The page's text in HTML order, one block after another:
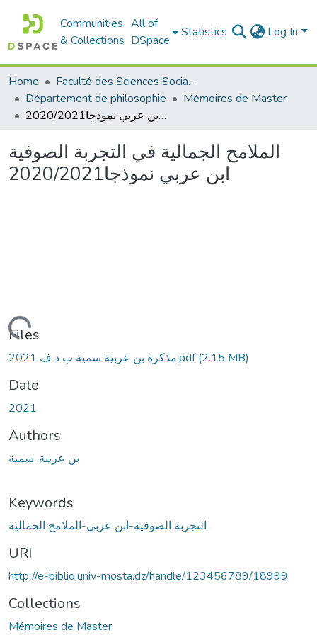
Communities
& Collections
All of
DSpace
Statistics Log In
Home
Faculté des Sciences Sociales
Département de philosophie
Mémoires de Master
الملامح الجمالية في التجربة الصوفية ابن عربي نموذجا2020/2021
الملامح الجمالية في التجربة الصوفية
ابن عربي نموذجا2020/2021
Loading...
Files
مذكرة بن عربية سمية ب د ف 2021.pdf(2.15 MB)
Date
2021
Authors
بن عربية, سمية
Keywords
التجربة الصوفية-ابن عربي-الملامح الجمالية
URI
http://e-biblio.univ-mosta.dz/handle/123456789/18999
Collections
Mémoires de Master